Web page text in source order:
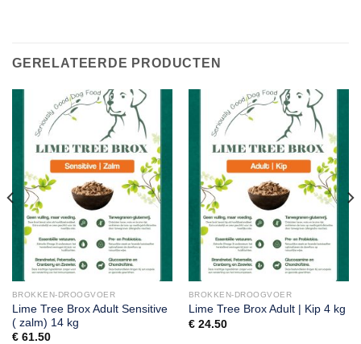
GERELATEERDE PRODUCTEN
BROKKEN-DROOGVOER
Lime Tree Brox Adult Sensitive
( zalm) 14 kg
€61.50
BROKKEN-DROOGVOER
Lime Tree Brox Adult | Kip 4 kg
€24.50